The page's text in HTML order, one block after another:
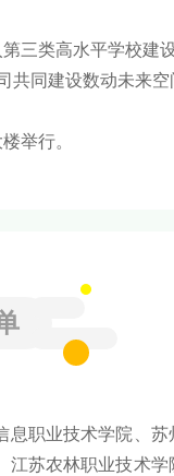
三类高水平学校建
同建设数动未来空
举行。
职业技术学院、苏
苏农林职业技术学